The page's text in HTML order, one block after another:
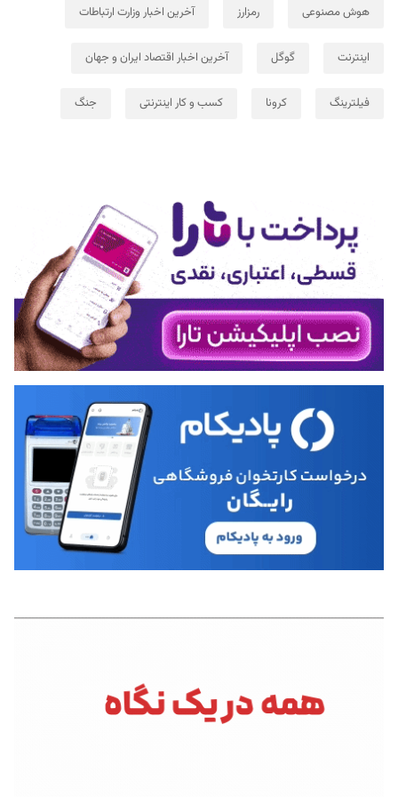
هوش مصنوعی رمزارز آخرین اخبار وزارت ارتباطات
اینترنت گوگل آخرین اخبار اقتصاد ایران و جهان
فیلترینگ کرونا کسب و کار اینترنتی جنگ